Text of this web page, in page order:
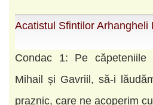
Acatistul Sfintilor Arhangheli
Condac 1: Pe căpeteniile
Mihail și Gavriil, să-i
praznic, care ne acoperim